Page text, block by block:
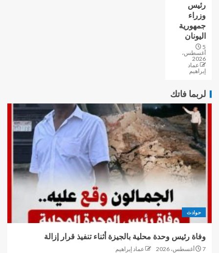
رئيس
وزراء
جمهورية
اليونان
5
أغسطس،
2026
عماد
إبراهيم
لربما فاتك
حوادث
وفاة رئيس وحدة محلية بالجيزة أثناء تنفيذ قرار إزالة
7 أغسطس، 2026 عماد إبراهيم